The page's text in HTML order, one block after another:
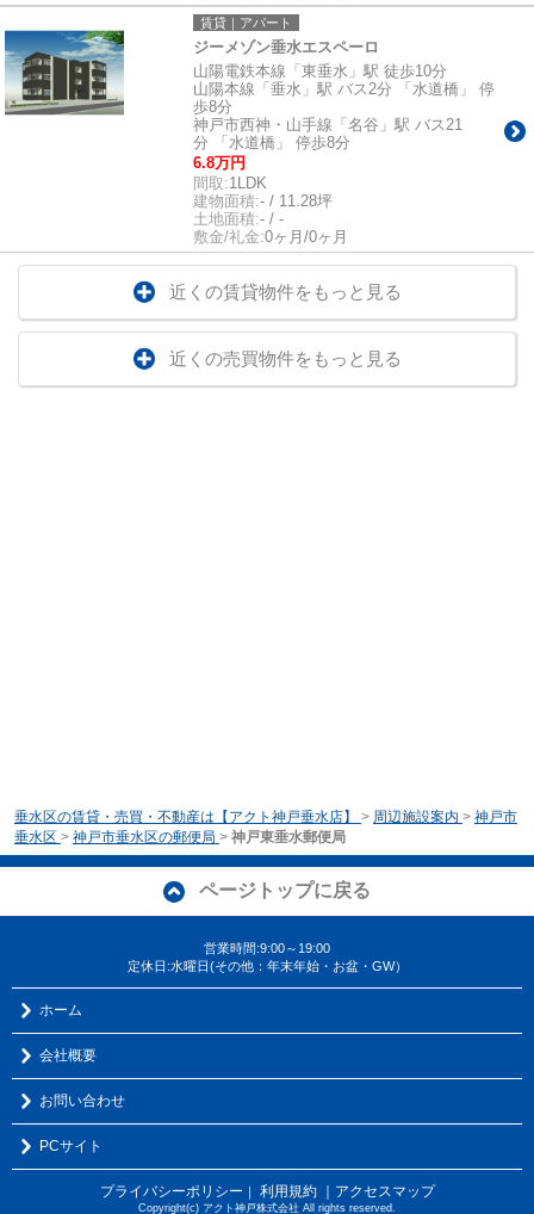
賃貸｜アパート
ジーメゾン垂水エスペーロ
山陽電鉄本線「東垂水」駅 徒歩10分
山陽本線「垂水」駅 バス2分 「水道橋」 停
歩8分
神戸市西神・山手線「名谷」駅 バス21
分 「水道橋」 停歩8分
6.8万円
間取:1LDK
建物面積:- / 11.28坪
土地面積:- / -
敷金/礼金:0ヶ月/0ヶ月
近くの賃貸物件をもっと見る
近くの売買物件をもっと見る
垂水区の賃貸・売買・不動産は【アクト神戸垂水店】 > 周辺施設案内 > 神戸市
垂水区 > 神戸市垂水区の郵便局 > 神戸東垂水郵便局
ページトップに戻る
営業時間:9:00～19:00
定休日:水曜日(その他：年末年始・お盆・GW）
ホーム
会社概要
お問い合わせ
PCサイト
プライバシーポリシー ｜ 利用規約 ｜アクセスマップ
Copyright(c) アクト神戸株式会社 All rights reserved.